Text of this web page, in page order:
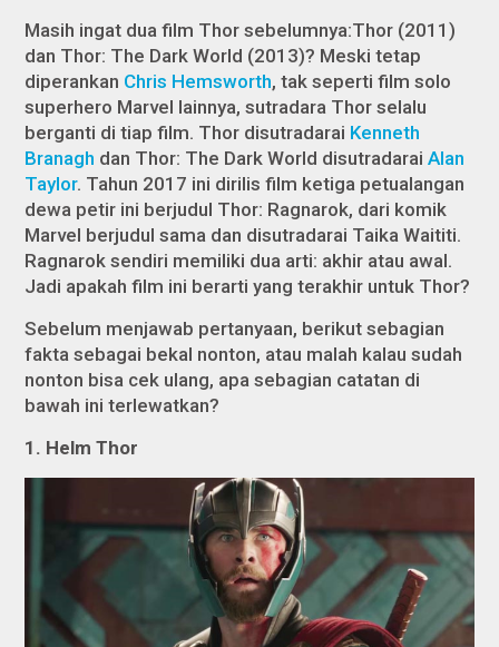
Masih ingat dua film Thor sebelumnya:Thor (2011)
dan Thor: The Dark World (2013)? Meski tetap
diperankan Chris Hemsworth, tak seperti film solo
superhero Marvel lainnya, sutradara Thor selalu
berganti di tiap film. Thor disutradarai Kenneth
Branagh dan Thor: The Dark World disutradaraiAlan
Taylor. Tahun 2017 ini dirilis film ketiga petualangan
dewa petir ini berjudul Thor: Ragnarok, dari komik
Marvel berjudul sama dan disutradarai Taika Waititi.
Ragnarok sendiri memiliki dua arti: akhir atau awal.
Jadi apakah film ini berarti yang terakhir untuk Thor?
Sebelum menjawab pertanyaan, berikut sebagian
fakta sebagai bekal nonton, atau malah kalau sudah
nonton bisa cek ulang, apa sebagian catatan di
bawah ini terlewatkan?
1. Helm Thor